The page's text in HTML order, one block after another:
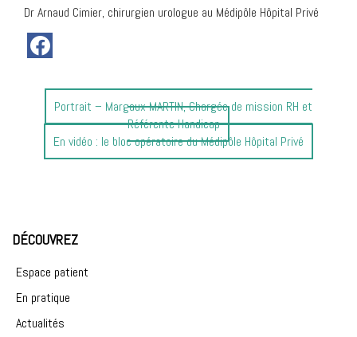
Dr Arnaud Cimier, chirurgien urologue au Médipôle Hôpital Privé
Article
précédent
:
Portrait – Margaux MARTIN, Chargée de mission RH et
Référente Handicap
Article
suivant
En vidéo : le bloc opératoire du Médipôle Hôpital Privé
DÉCOUVREZ
Espace patient
En pratique
Actualités